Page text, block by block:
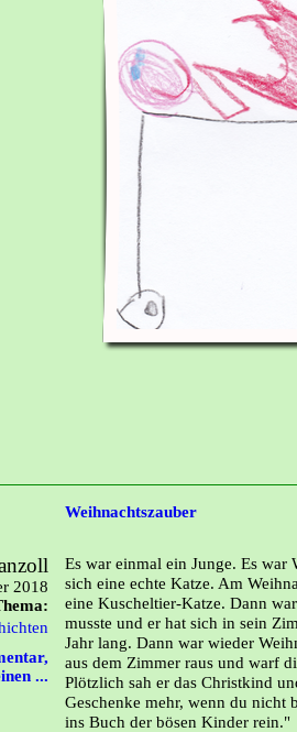
Weihnachtszauber
2018
...
Es war einmal ein Junge. Es war
sich eine echte Katze. Am
eine Kuscheltier-Katze. Dann
musste und er hat sich in sein
Jahr lang. Dann war wieder
aus dem Zimmer raus und warf
Plötzlich sah er das Christkind
Geschenke mehr, wenn du nicht
ins Buch der bösen Kinder rein."